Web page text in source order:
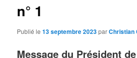
n° 1
Publié le13 septembre 2023parChristian
Message du Président